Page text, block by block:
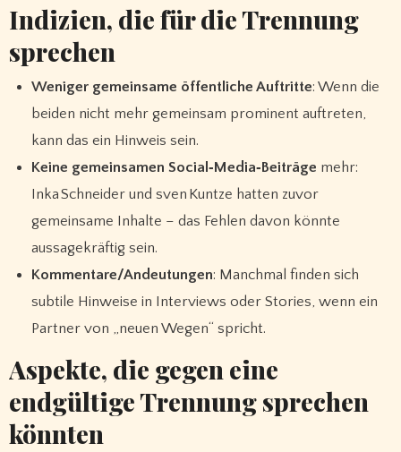
Indizien, die für die Trennung
sprechen
Weniger gemeinsame öffentliche Auftritte: Wenn die
beiden nicht mehr gemeinsam prominent auftreten,
kann das ein Hinweis sein.
Keine gemeinsamen Social‑Media‑Beiträge mehr:
Inka Schneider und sven Kuntze hatten zuvor
gemeinsame Inhalte – das Fehlen davon könnte
aussagekräftig sein.
Kommentare/Andeutungen: Manchmal finden sich
subtile Hinweise in Interviews oder Stories, wenn ein
Partner von „neuen Wegen“ spricht.
Aspekte, die gegen eine
endgültige Trennung sprechen
könnten